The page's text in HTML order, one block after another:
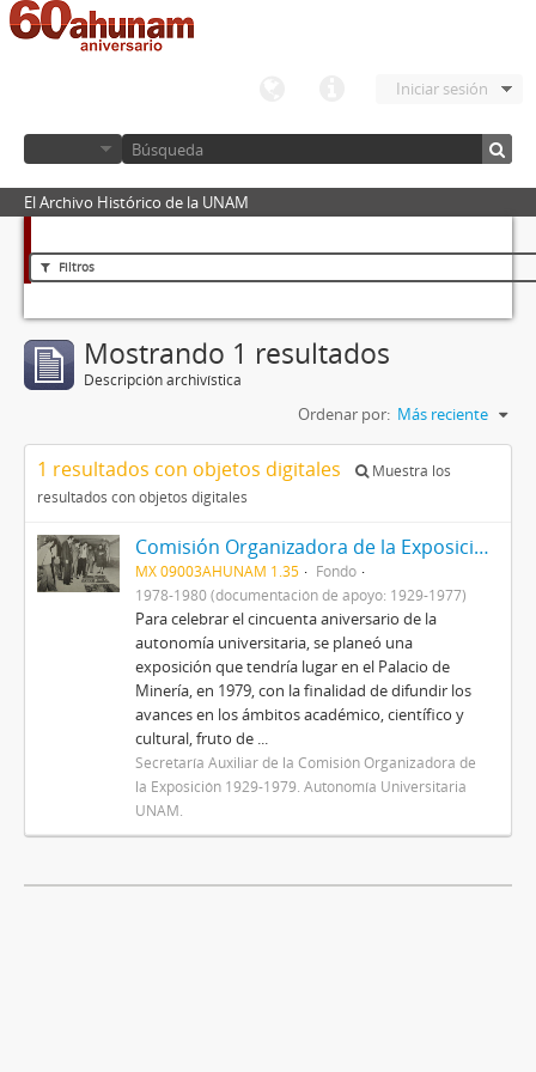
Iniciar sesión
El Archivo Histórico de la UNAM
Filtros
Mostrando 1 resultados
Descripción archivística
Ordenar por: Más reciente
1 resultados con objetos digitales
Muestra los
resultados con objetos digitales
Comisión Organizadora de la Exposición 1929-1979. Autonomía Universitaria
MX 09003AHUNAM 1.35
Fondo
1978-1980 (documentación de apoyo: 1929-1977)
Para celebrar el cincuenta aniversario de la
autonomía universitaria, se planeó una
exposición que tendría lugar en el Palacio de
Minería, en 1979, con la finalidad de difundir los
avances en los ámbitos académico, científico y
cultural, fruto de ...
Secretaría Auxiliar de la Comisión Organizadora de
la Exposición 1929-1979. Autonomía Universitaria
UNAM.